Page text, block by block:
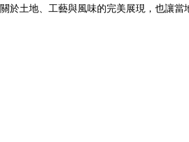
於土地、工藝與風味的完美展現，也讓當